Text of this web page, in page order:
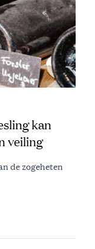
kan
veiling
de zogeheten